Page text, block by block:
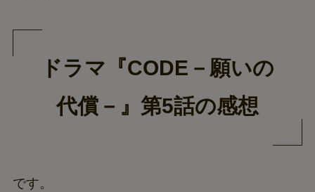
ドラマ『CODE－願いの
代償－』第5話の感想
です。